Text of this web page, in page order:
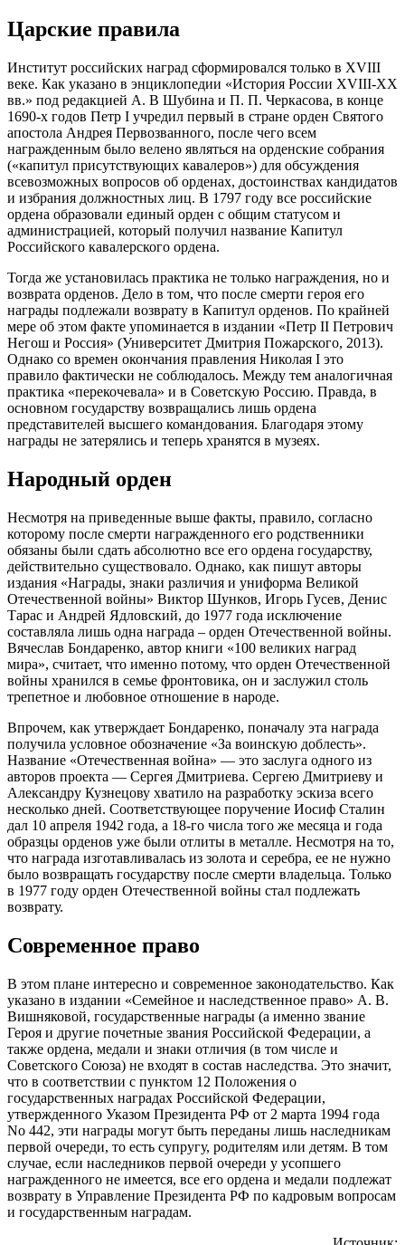
Царские правила
Институт российских наград сформировался только в XVIII
веке. Как указано в энциклопедии «История России XVIII-ХХ
вв.» под редакцией А. В Шубина и П. П. Черкасова, в конце
1690-х годов Петр I учредил первый в стране орден Святого
апостола Андрея Первозванного, после чего всем
награжденным было велено являться на орденские собрания
(«капитул присутствующих кавалеров») для обсуждения
всевозможных вопросов об орденах, достоинствах кандидатов
и избрания должностных лиц. В 1797 году все российские
ордена образовали единый орден с общим статусом и
администрацией, который получил название Капитул
Российского кавалерского ордена.
Тогда же установилась практика не только награждения, но и
возврата орденов. Дело в том, что после смерти героя его
награды подлежали возврату в Капитул орденов. По крайней
мере об этом факте упоминается в издании «Петр II Петрович
Негош и Россия» (Университет Дмитрия Пожарского, 2013).
Однако со времен окончания правления Николая I это
правило фактически не соблюдалось. Между тем аналогичная
практика «перекочевала» и в Советскую Россию. Правда, в
основном государству возвращались лишь ордена
представителей высшего командования. Благодаря этому
награды не затерялись и теперь хранятся в музеях.
Народный орден
Несмотря на приведенные выше факты, правило, согласно
которому после смерти награжденного его родственники
обязаны были сдать абсолютно все его ордена государству,
действительно существовало. Однако, как пишут авторы
издания «Награды, знаки различия и униформа Великой
Отечественной войны» Виктор Шунков, Игорь Гусев, Денис
Тарас и Андрей Ядловский, до 1977 года исключение
составляла лишь одна награда – орден Отечественной войны.
Вячеслав Бондаренко, автор книги «100 великих наград
мира», считает, что именно потому, что орден Отечественной
войны хранился в семье фронтовика, он и заслужил столь
трепетное и любовное отношение в народе.
Впрочем, как утверждает Бондаренко, поначалу эта награда
получила условное обозначение «За воинскую доблесть».
Название «Отечественная война» — это заслуга одного из
авторов проекта — Сергея Дмитриева. Сергею Дмитриеву и
Александру Кузнецову хватило на разработку эскиза всего
несколько дней. Соответствующее поручение Иосиф Сталин
дал 10 апреля 1942 года, а 18-го числа того же месяца и года
образцы орденов уже были отлиты в металле. Несмотря на то,
что награда изготавливалась из золота и серебра, ее не нужно
было возвращать государству после смерти владельца. Только
в 1977 году орден Отечественной войны стал подлежать
возврату.
Современное право
В этом плане интересно и современное законодательство. Как
указано в издании «Семейное и наследственное право» А. В.
Вишняковой, государственные награды (а именно звание
Героя и другие почетные звания Российской Федерации, а
также ордена, медали и знаки отличия (в том числе и
Советского Союза) не входят в состав наследства. Это значит,
что в соответствии с пунктом 12 Положения о
государственных наградах Российской Федерации,
утвержденного Указом Президента РФ от 2 марта 1994 года
No 442, эти награды могут быть переданы лишь наследникам
первой очереди, то есть супругу, родителям или детям. В том
случае, если наследников первой очереди у усопшего
награжденного не имеется, все его ордена и медали подлежат
возврату в Управление Президента РФ по кадровым вопросам
и государственным наградам.